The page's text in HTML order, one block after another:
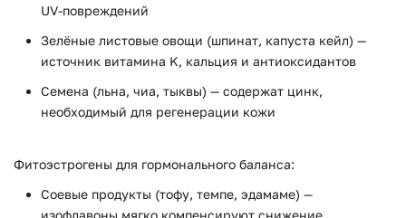
UV-повреждений
Зелёные листовые овощи (шпинат, капуста кейл) —
источник витамина K, кальция и антиоксидантов
Семена (льна, чиа, тыквы) — содержат цинк,
необходимый для регенерации кожи
Фитоэстрогены для гормонального баланса:
Соевые продукты (тофу, темпе, эдамаме) —
изофлавоны мягко компенсируют снижение